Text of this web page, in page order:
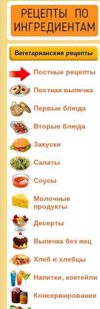
Вегетарианские рецепты
Постные рецепты
Постная выпечка
Первые блюда
Вторые блюда
Закуски
Салаты
Соусы
Молочные
продукты
Десерты
Выпечка без яиц
Хлеб и хлебцы
Напитки, коктейли
Консервирование